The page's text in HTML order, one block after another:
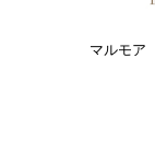
マルモア